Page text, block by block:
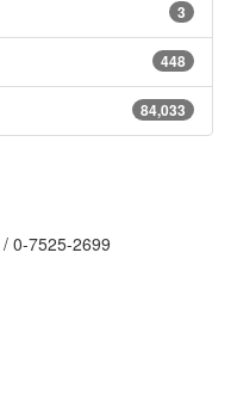
3
448
84,033
0-7525-2699